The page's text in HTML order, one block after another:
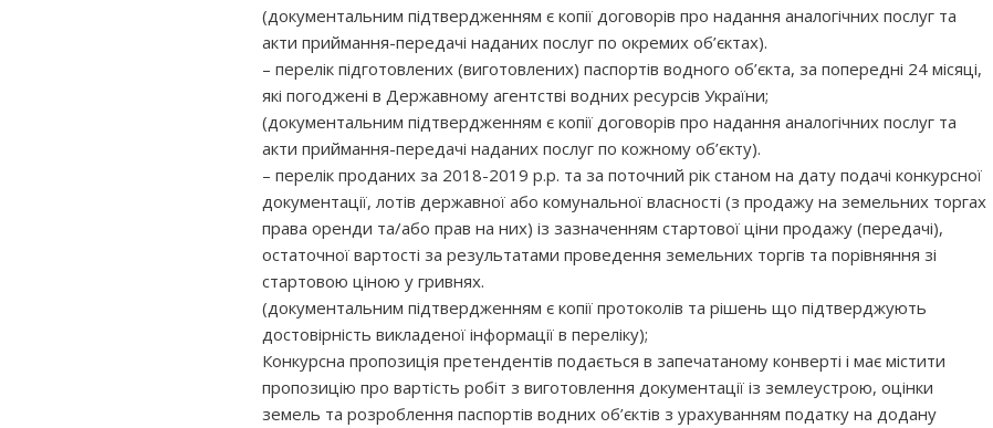
(документальним підтвердженням є копії договорів про надання аналогічних послуг та
акти приймання-передачі наданих послуг по окремих об’єктах).
– перелік підготовлених (виготовлених) паспортів водного об’єкта, за попередні 24 місяці,
які погоджені в Державному агентстві водних ресурсів України;
(документальним підтвердженням є копії договорів про надання аналогічних послуг та
акти приймання-передачі наданих послуг по кожному об’єкту).
– перелік проданих за 2018-2019 р.р. та за поточний рік станом на дату подачі конкурсної
документації, лотів державної або комунальної власності (з продажу на земельних торгах
права оренди та/або прав на них) із зазначенням стартової ціни продажу (передачі),
остаточної вартості за результатами проведення земельних торгів та порівняння зі
стартовою ціною у гривнях.
(документальним підтвердженням є копії протоколів та рішень що підтверджують
достовірність викладеної інформації в переліку);
Конкурсна пропозиція претендентів подається в запечатаному конверті і має містити
пропозицію про вартість робіт з виготовлення документації із землеустрою, оцінки
земель та розроблення паспортів водних об’єктів з урахуванням податку на додану